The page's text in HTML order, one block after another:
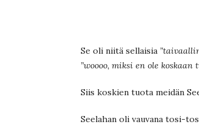
Se oli niitä sellaisia
”woooo, miksi en ole koskaan
Siis koskien tuota meidän
Seelahan oli vauvana tosi-